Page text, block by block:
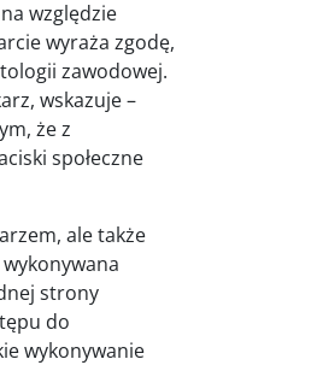
względzie
wyraża zgodę,
zawodowej.
wskazuje –
że z
społeczne
ale także
strony
do
wykonywanie